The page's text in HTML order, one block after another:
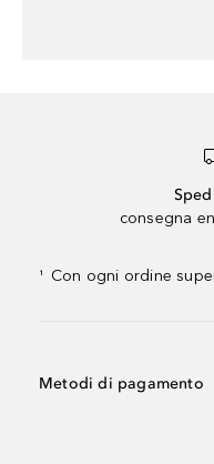
consegna
¹ Con ogni ordine
Metodi di pagamento